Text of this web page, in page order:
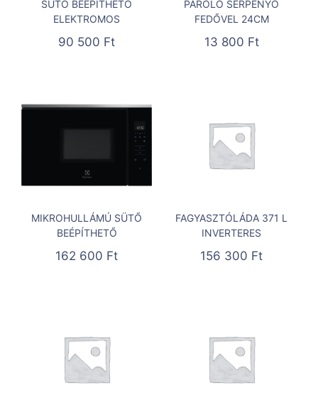
SÜTŐ BEÉPÍTHETŐ
ELEKTROMOS
90 500 Ft
PÁROLÓ SERPENYŐ
FEDŐVEL 24CM
13 800 Ft
MIKROHULLÁMÚ SÜTŐ
BEÉPÍTHETŐ
162 600 Ft
FAGYASZTÓLÁDA 371 L
INVERTERES
156 300 Ft